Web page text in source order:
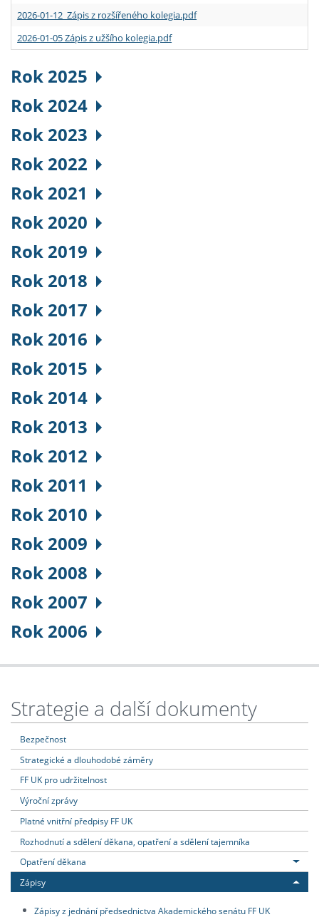
2026-01-12 Zápis z rozšířeného kolegia.pdf
2026-01-05 Zápis z užšího kolegia.pdf
Rok 2025
Rok 2024
Rok 2023
Rok 2022
Rok 2021
Rok 2020
Rok 2019
Rok 2018
Rok 2017
Rok 2016
Rok 2015
Rok 2014
Rok 2013
Rok 2012
Rok 2011
Rok 2010
Rok 2009
Rok 2008
Rok 2007
Rok 2006
Strategie a další dokumenty
Bezpečnost
Strategické a dlouhodobé záměry
FF UK pro udržitelnost
Výroční zprávy
Platné vnitřní předpisy FF UK
Rozhodnutí a sdělení děkana, opatření a sdělení tajemníka
Opatření děkana
Zápisy
Zápisy z jednání předsednictva Akademického senátu FF UK